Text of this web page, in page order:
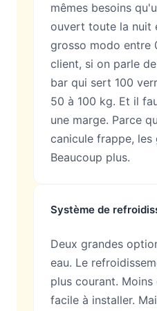
mêmes besoins
ouvert toute la nuit
grosso modo entre
client, si on parle
bar qui sert 100
50 à 100 kg. Et il
une marge. Parce
canicule frappe, les
Beaucoup plus.
Système de
Deux grandes
eau. Le
plus courant.
facile à installer.